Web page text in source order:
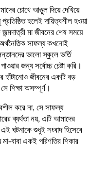
চোখে আঙুল দিয়ে দেখিয়ে
হলেই দায়িত্বশীল হওয়া
মা জীবনের শেষ সময়ে
সাফল্য কখনোই
ভালো স্কুলে ভর্তি
জন্য সর্বোচ্চ চেষ্টা করি।
হাঁটানোও জীবনের একটি বড়
শিক্ষা অসম্পূর্ণ।
করে না, সে সাফল্য
ব্যর্থতা নয়, এটি আমাদের
ঘটনাকে শুধুই সংবাদ হিসেবে
বাবা একই পরিণতির শিকার